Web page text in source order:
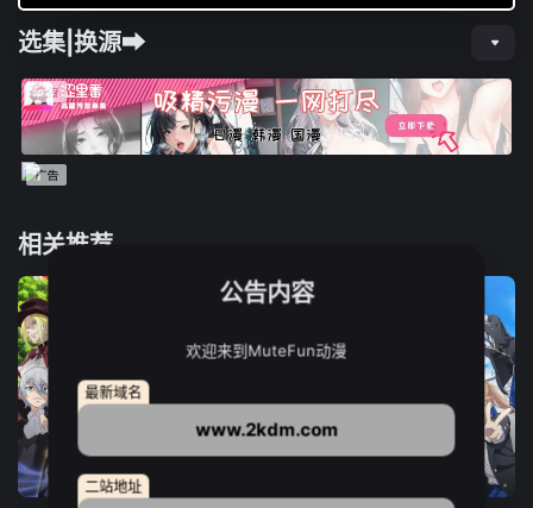
选集|换源➡
相关推荐
12集全
公告内容
欢迎来到MuteFun动漫
最新域名
www.2kdm.com
二站地址